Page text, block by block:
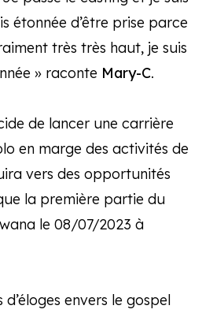
étonnée d’être prise parce
très très haut, je suis
» raconte Mary-C.
de lancer une carrière
en marge des activités de
vers des opportunités
la première partie du
le 08/07/2023 à
envers le gospel